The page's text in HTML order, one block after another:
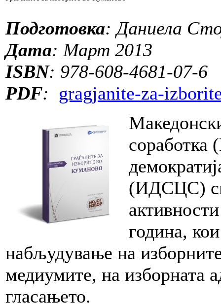
Подготовка: Даниела
Дата: Март 2013
ISBN: 978-608-4681-07-6
PDF: gragjanite-za-
(ИДСЦС)
година,
набљудување на
медиумите, на изборната
гласањето.